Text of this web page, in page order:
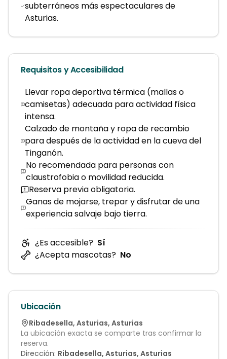
subterráneos más espectaculares de
Asturias.
Requisitos y Accesibilidad
Llevar ropa deportiva térmica (mallas o
camisetas) adecuada para actividad física
intensa.
Calzado de montaña y ropa de recambio
para después de la actividad en la cueva del
Tinganón.
No recomendada para personas con
claustrofobia o movilidad reducida.
Reserva previa obligatoria.
Ganas de mojarse, trepar y disfrutar de una
experiencia salvaje bajo tierra.
¿Es accesible? Sí
¿Acepta mascotas? No
Ubicación
Ribadesella, Asturias, Asturias
La ubicación exacta se comparte tras confirmar la
reserva.
Dirección: Ribadesella, Asturias, Asturias